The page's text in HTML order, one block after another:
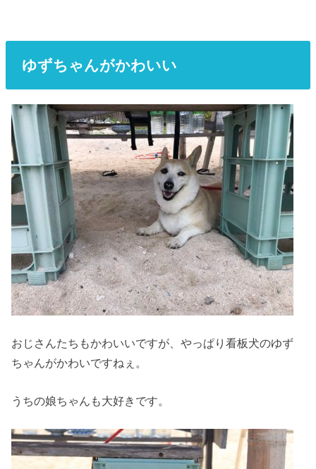
ゆずちゃんがかわいい
おじさんたちもかわいいですが、やっぱり看板犬のゆず
ちゃんがかわいですねぇ。
うちの娘ちゃんも大好きです。